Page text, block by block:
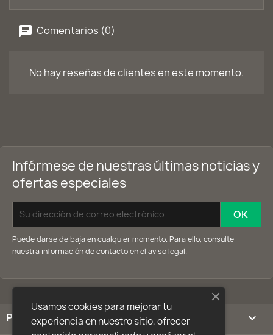
Comentarios (0)
No hay reseñas de clientes en este momento.
Infórmese de nuestras últimas noticias y
ofertas especiales
Puede darse de baja en cualquier momento. Para ello, consulte
nuestra información de contacto en el aviso legal.
PRODUCTOS 
Usamos cookies para mejorar tu
experiencia en nuestro sitio, ofrecer